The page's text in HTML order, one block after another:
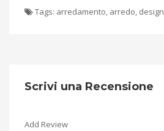
Tags: arredamento, arredo, design
Scrivi una Recensione
Add Review